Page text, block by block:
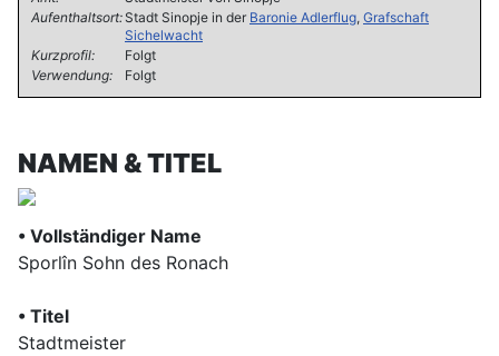
Aufenthaltsort: Stadt Sinopje in der Baronie Adlerflug, Grafschaft
Sichelwacht
Kurzprofil:
Folgt
Verwendung:
Folgt
NAMEN & TITEL
• Vollständiger Name
Sporlîn Sohn des Ronach
• Titel
Stadtmeister